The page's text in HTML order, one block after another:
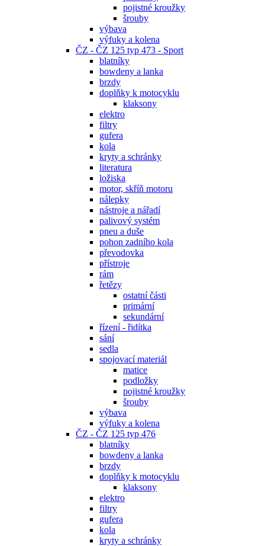
pojistné kroužky
šrouby
výbava
výfuky a kolena
ČZ - ČZ 125 typ 473 - Sport
blatníky
bowdeny a lanka
brzdy
doplňky k motocyklu
klaksony
elektro
filtry
gufera
kola
kryty a schránky
literatura
ložiska
motor, skříň motoru
nálepky
nástroje a nářadí
palivový systém
pneu a duše
pohon zadního kola
převodovka
přístroje
rám
řetězy
ostatní části
primární
sekundární
řízení - řidítka
sání
sedla
spojovací materiál
matice
podložky
pojistné kroužky
šrouby
výbava
výfuky a kolena
ČZ - ČZ 125 typ 476
blatníky
bowdeny a lanka
brzdy
doplňky k motocyklu
klaksony
elektro
filtry
gufera
kola
kryty a schránky